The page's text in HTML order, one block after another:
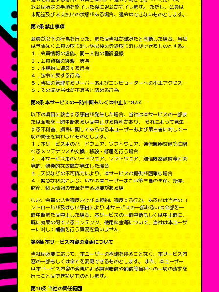
退会は所定の手順を終了した後に退会が完了します。 ただし、会員は
未配送及び未支払いの状態がある場合、退会はできないものとします。
第7条 禁止事項
会員が以下の行為を行った、または当社が試みたと判断した場合、当社
は予告なく会員の取り消しや以後の登録取り消しができるものとする。
１．会員情報の虚偽、同一人物の重複登録
２．会員資格の譲渡・貸与
３．本規約に違反する行為
４．法令に反する行為
５．当社の管理するサーバーおよびコンピューターへの不正アクセス
６．そのほか当社が不適当と認める行為
第8条 本サービスの一時中断もしくは中止について
以下の項目に該当する事由が発生した場合、当社は本サービスの一部ま
たは全部を一時中断あるいは中止する権利があり、 それによって発生
する不利益、損害に関してあらゆる本ユーザーおよび第三者に対して一
切の責任を負わないものとします。
１．本サービス用のハードウェア、ソフトウェア、通信機器設備等に関
わるメンテナンスや交換・移設・修理を行う場合
２．本サービス用のハードウェア、ソフトウェア、通信機器設備等に突
発的、偶発的な故障が発生した場合
３．天災などの不可抗力により、本サービスの提供が困難な場合
４．緊急な状況により、ほかの本ユーザーまたは第三者の生命、身体、
財産、個人情報の安全を守る必要がある場
なお、会員の法令違反および本規約に違反する行為、あるいは当社のコ
ントロールが及ばない事由により 本サービスの一部あるいは全部を一
時中断または中止した場合、本サービスの一時中断もしくは中止時に、
既に効果の得ているコンテンツ、使用料金等について、当社は本ユーザ
ーに対して補償を行う責務を負いません
第9条 本サービス内容の変更について
当社は必要に応じて、本ユーザーの承諾を得ることなく、本サービス内
容の一部もしくは全てを変更できるものとします。 また、本ユーザー
は本サービス内容の変更による損害賠償や補償等当社への一切の請求を
行うことはできないものとします。
第10条 当社の責任範囲